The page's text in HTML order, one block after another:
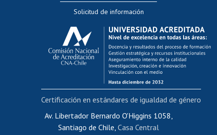
Evaluación docente
Calificación académica
Postulación al AUCAI
Funcionarias/os
Cursos internos de capacitación
Bienestar del personal
Portal de movilidad interna
Certificado de renta
Certificado de renta honorarios
Solicitud de información
Av. Libertador Bernardo O'Higgins 1058,
Santiago de Chile, Casa Central
Certificación en estándares de igualdad de género